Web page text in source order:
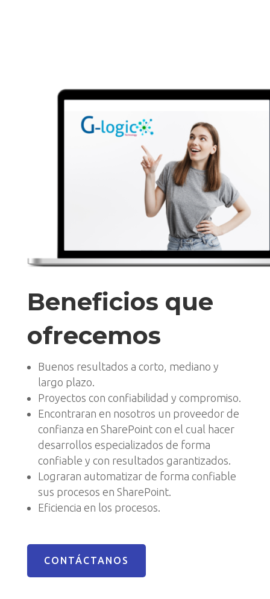
Beneficios que
ofrecemos
Buenos resultados a corto, mediano y
largo plazo.
Proyectos con confiabilidad y compromiso.
Encontraran en nosotros un proveedor de
confianza en SharePoint con el cual hacer
desarrollos especializados de forma
confiable y con resultados garantizados.
Lograran automatizar de forma confiable
sus procesos en SharePoint.
Eficiencia en los procesos.
CONTÁCTANOS